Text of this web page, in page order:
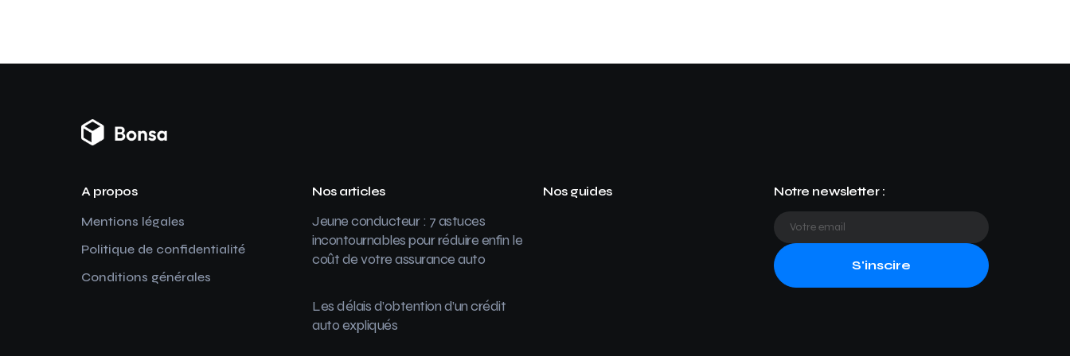
A propos
Mentions légales
Politique de confidentialité
Conditions générales
Nos articles
Jeune conducteur : 7 astuces
incontournables pour réduire enfin le
coût de votre assurance auto
Les délais d’obtention d’un crédit
auto expliqués
Nos guides Notre newsletter :
S'inscire